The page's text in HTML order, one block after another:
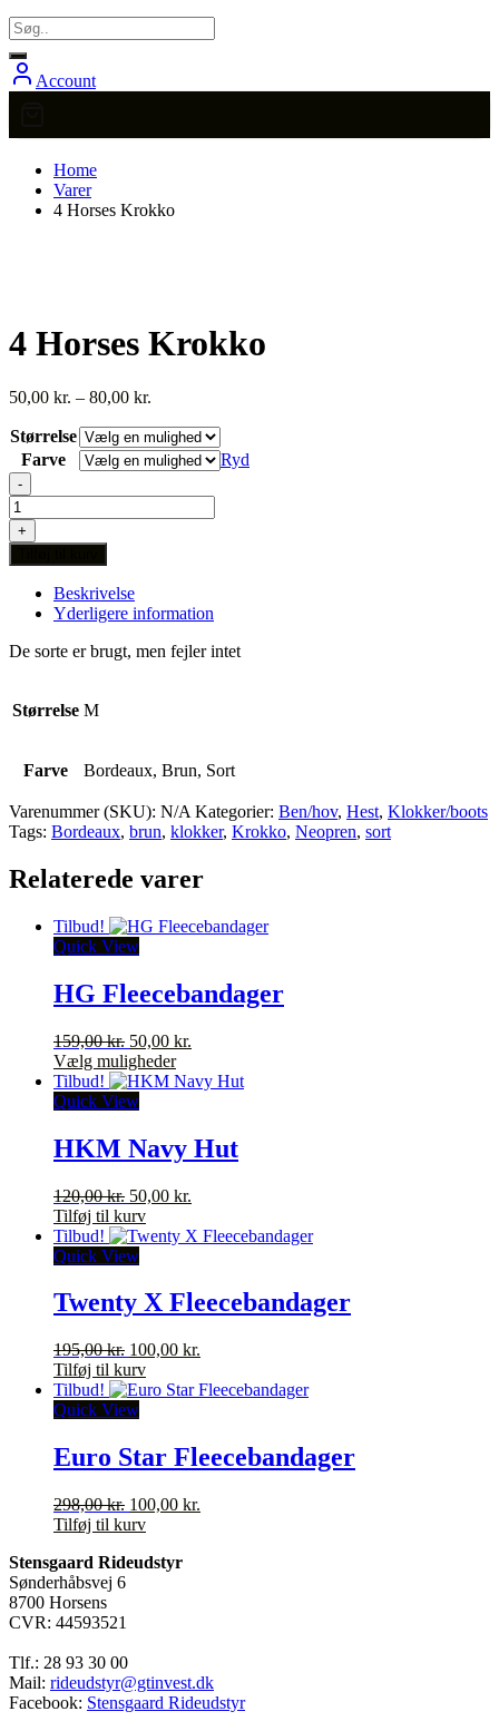
Account
Home
Varer
4 Horses Krokko
4 Horses Krokko
50,00 kr. – 80,00 kr.
til
80,00 kr.
Størrelse
Farve
Ryd
-
4
Horses
Krokko
antal
+
Beskrivelse
Yderligere information
De sorte er brugt, men fejler intet
Størrelse M
Farve Bordeaux, Brun, Sort
Varenummer (SKU): N/A Kategorier: Ben/hov, Hest, Klokker/boots
Tags: Bordeaux, brun, klokker, Krokko, Neopren, sort
Relaterede varer
Tilbud!
Quick View
HG Fleecebandager
159,00kr. Den
oprindelige
pris
var:
50,00 kr.
pris
Vælg mulighederDette
vare
varianter.
Mulighederne
vælges
varesiden
Tilbud!
Quick View
HKM Navy Hut
120,00kr. Den
oprindelige
pris
var:
50,00 kr.
pris
Tilføj til kurv
Tilbud!
Quick View
Twenty X Fleecebandager
195,00kr. Den
oprindelige
pris
var:
100,00 kr.
pris
Tilføj til kurv
Tilbud!
Quick View
Euro Star Fleecebandager
298,00kr. Den
oprindelige
var:
100,00 kr.
Tilføj til kurv
Stensgaard Rideudstyr
Sønderhåbsvej 6
8700 Horsens
CVR: 44593521
Tlf.: 28 93 30 00
Mail: rideudstyr@gtinvest.dk
Facebook: Stensgaard Rideudstyr